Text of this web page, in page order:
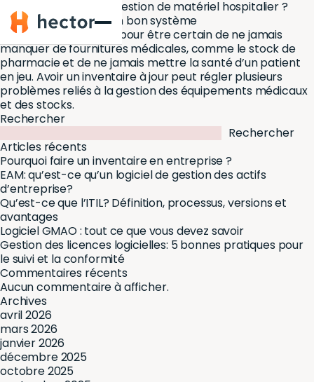
Hector
Comment assurer la gestion de matériel hospitalier ?
Un hôpital doit avoir un bon système
d’approvisionnement pour être certain de ne jamais
manquer de fournitures médicales, comme le stock de
pharmacie et de ne jamais mettre la santé d’un patient
en jeu. Avoir un inventaire à jour peut régler plusieurs
problèmes reliés à la gestion des équipements médicaux
et des stocks.
Rechercher
Rechercher
Articles récents
Pourquoi faire un inventaire en entreprise ?
EAM: qu’est-ce qu’un logiciel de gestion des actifs
d’entreprise?
Qu’est-ce que l’ITIL? Définition, processus, versions et
avantages
Logiciel GMAO : tout ce que vous devez savoir
Gestion des licences logicielles: 5 bonnes pratiques pour
le suivi et la conformité
Commentaires récents
Aucun commentaire à afficher.
Archives
avril 2026
mars 2026
janvier 2026
décembre 2025
octobre 2025